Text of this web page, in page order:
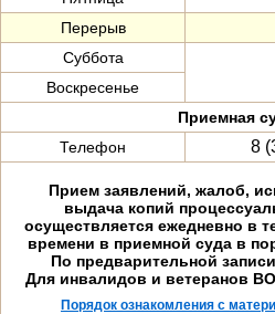
Перерыв
Суббота
Воскресенье
Приемная
Телефон
8
Прием заявлений, жалоб,
выдача копий
осуществляется ежедневно в
времени в приемной суда в
По предварительной
Для инвалидов и ветеранов
Порядок ознакомления с